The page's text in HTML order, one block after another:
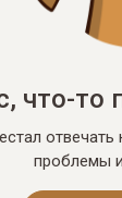
что-то
проблемы